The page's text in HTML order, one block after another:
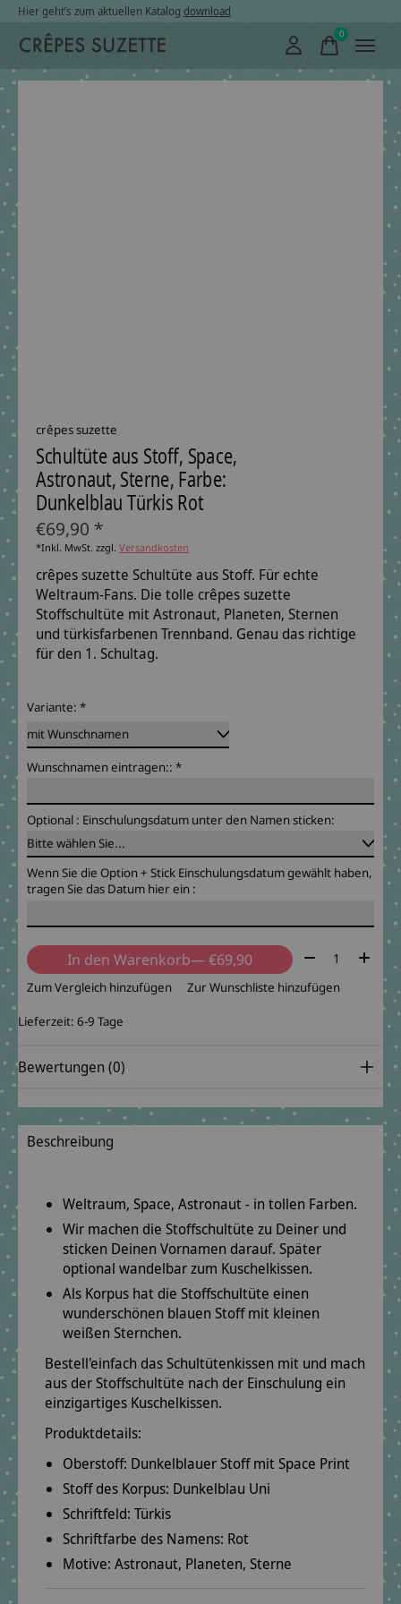
Hier geht’s zum aktuellen Katalog download
0items
crêpes suzette
Schultüte aus Stoff, Space,
Astronaut, Sterne, Farbe:
Dunkelblau Türkis Rot
€69,90 *
*Inkl. MwSt. zzgl. Versandkosten
crêpes suzette Schultüte aus Stoff. Für echte
Weltraum-Fans. Die tolle crêpes suzette
Stoffschultüte mit Astronaut, Planeten, Sternen
und türkisfarbenen Trennband. Genau das richtige
für den 1. Schultag.
Variante: *
Wunschnamen eintragen:: *
Optional : Einschulungsdatum unter den Namen sticken:
Wenn Sie die Option + Stick Einschulungsdatum gewählt haben,
tragen Sie das Datum hier ein :
In den Warenkorb — €69,90 Menge:
Zum Vergleich hinzufügen Zur Wunschliste hinzufügen
Lieferzeit: 6-9 Tage
Bewertungen (0)
Beschreibung
Weltraum, Space, Astronaut - in tollen Farben.
Wir machen die Stoffschultüte zu Deiner und
sticken Deinen Vornamen darauf. Später
optional wandelbar zum Kuschelkissen.
Als Korpus hat die Stoffschultüte einen
wunderschönen blauen Stoff mit kleinen
weißen Sternchen.
Bestell'einfach das Schultütenkissen mit und mach
aus der Stoffschultüte nach der Einschulung ein
einzigartiges Kuschelkissen.
Produktdetails:
Oberstoff: Dunkelblauer Stoff mit Space Print
Stoff des Korpus: Dunkelblau Uni
Schriftfeld: Türkis
Schriftfarbe des Namens: Rot
Motive: Astronaut, Planeten, Sterne